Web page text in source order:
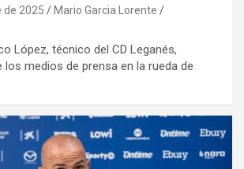
de 2025
Mario Garcia Lorente
López, técnico del CD Leganés,
medios de prensa en la rueda de